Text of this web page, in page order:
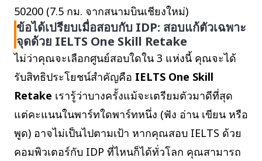
50200 (7.5 กม. จากสนามบินเชียงใหม่)
ข้อได้เปรียบเมื่อสอบกับ IDP: สอบแก้ตัวเฉพาะ
จุดด้วย IELTS One Skill Retake
ไม่ว่าคุณจะเลือกศูนย์สอบใดใน 3 แห่งนี้ คุณจะได้
รับสิทธิประโยชน์สำคัญคือ IELTS One Skill
Retake เรารู้ว่าบางครั้งแม้จะเตรียมตัวมาดีที่สุด
แต่คะแนนในพาร์ทใดพาร์ทหนึ่ง (ฟัง อ่าน เขียน หรือ
พูด) อาจไม่เป็นไปตามเป้า หากคุณสอบ IELTS ด้วย
คอมพิวเตอร์กับ IDP ที่ไหนก็ได้ทั่วโลก คุณสามารถ